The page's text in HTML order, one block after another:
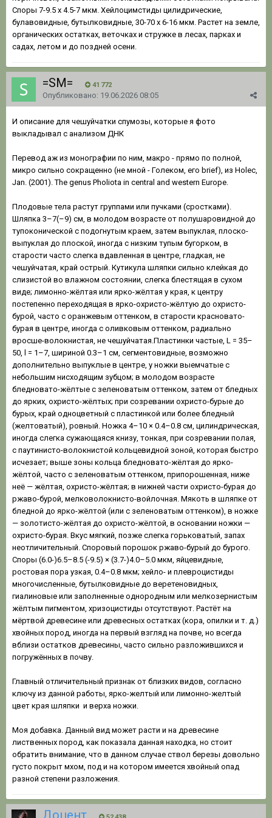
Споры 7-9.5 x 4.5-7 мкм. Хейлоцимстиды цилидрические,
булавовидные, бутылковидные, 30-70 x 6-16 мкм. Растет на земле,
органических остатках, веточках и стружке в лесах, парках и
садах, летом и до поздней осени.
=SM= 41 772
Опубликовано: 19.06.2026 08:05
И описание для чешуйчатки спумозы, которые я фото
выкладывал с анализом ДНК
Перевод аж из монографии по ним, макро - прямо по полной,
микро сильно сокращенно (не мной - Голеком, его brief), из Holec,
Jan. (2001). The genus Pholiota in central and western Europe.
Плодовые тела растут группами или пучками (сростками).
Шляпка 3–7(–9) см, в молодом возрасте от полушаровидной до
тупоконической с подогнутым краем, затем выпуклая, плоско-
выпуклая до плоской, иногда с низким тупым бугорком, в
старости часто слегка вдавленная в центре, гладкая, не
чешуйчатая, край острый. Кутикула шляпки сильно клейкая до
слизистой во влажном состоянии, слегка блестящая в сухом
виде; лимонно-жёлтая или ярко-жёлтая у края, к центру
постепенно переходящая в ярко-охристо-жёлтую до охристо-
бурой, часто с оранжевым оттенком, в старости красновато-
бурая в центре, иногда с оливковым оттенком, радиально
вросше-волокнистая, не чешуйчатая.Пластинки частые, L = 35–
50, l = 1–7, шириной 0.3–1 см, сегментовидные, возможно
дополнительно выпуклые в центре, у ножки выемчатые с
небольшим нисходящим зубцом; в молодом возрасте
бледновато-жёлтые с зеленоватым оттенком, затем от бледных
до ярких, охристо-жёлтых; при созревании охристо-бурые до
бурых, край одноцветный с пластинкой или более бледный
(желтоватый), ровный. Ножка 4–10 × 0.4–0.8 см, цилиндрическая,
иногда слегка сужающаяся книзу, тонкая, при созревании полая,
с паутинисто-волокнистой кольцевидной зоной, которая быстро
исчезает; выше зоны кольца бледновато-жёлтая до ярко-
жёлтой, часто с зеленоватым оттенком, припорошенная, ниже
неё — жёлтая, охристо-жёлтая; в нижней части охристо-бурая до
ржаво-бурой, мелковолокнисто-войлочная. Мякоть в шляпке от
бледной до ярко-жёлтой (или с зеленоватым оттенком), в ножке
— золотисто-жёлтая до охристо-жёлтой, в основании ножки —
охристо-бурая. Вкус мягкий, позже слегка горьковатый, запах
неотличительный. Споровый порошок ржаво-бурый до бурого.
Споры (6.0-)6.5–8.5 (-9.5) × (3.7-)4.0–5.0 мкм, яйцевидные,
ростовая пора узкая, 0.4–0.8 мкм; хейло- и плевроцистиды
многочисленные, бутылковидные до веретеновидных,
гиалиновые или заполненные однородным или мелкозернистым
жёлтым пигментом, хризоцистиды отсутствуют. Растёт на
мёртвой древесине или древесных остатках (кора, опилки и т. д.)
хвойных пород, иногда на первый взгляд на почве, но всегда
вблизи остатков древесины, часто сильно разложившихся и
погружённых в почву.
Главный отличительный признак от близких видов, согласно
ключу из данной работы, ярко-желтый или лимонно-желтый
цвет края шляпки и верха ножки.
Моя добавка. Данный вид может расти и на древесине
лиственных пород, как показала данная находка, но стоит
обратить внимание, что в данном случае ствол березы довольно
густо покрыт мхом, под и на котором имеется хвойный опад
разной степени разложения.
Доцент